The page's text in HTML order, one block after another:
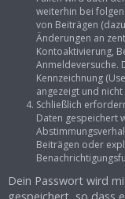
weiterhin bei
von Beiträgen
Änderungen an
Kontoaktivierung,
Anmeldeversuche.
Kennzeichnung
angezeigt und
Schließlich
Daten gespeichert
Beiträgen oder
Dein Passwort wird